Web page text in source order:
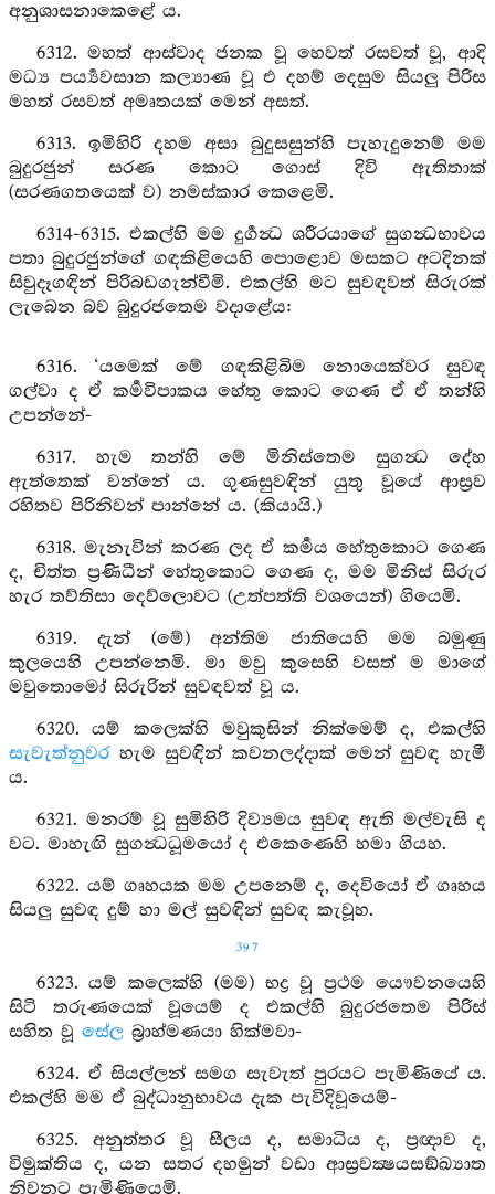
අනුශාසනාකෙළේ ය.
6312. මහත් ආස්වාද ජනක වූ හෙවත් රසවත් වූ, ආදි
මධ්‍ය පර්‍ය්‍යවසාන කල්‍යාණ වූ එ දහම් දෙසුම සියලු පිරිස
මහත් රසවත් අමෘතයක් මෙන් අසත්.
6313. ඉමිහිරි දහම අසා බුදුසසුන්හි පැහැදුනෙම් මම
බුදුරජුන් සරණ කොට ගොස් දිවි ඇතිතාක්
(සරණගතයෙක් ව) නමස්කාර කෙළෙමි.
6314-6315. එකල්හි මම දුර්‍ගන්‍ධ ශරීරයාගේ සුගන්‍ධභාවය
පතා බුදුරජුන්ගේ ගඳකිළියෙහි පොළොව මසකට අටදිනක්
සිවුදෑගඳින් පිරිබඩගැන්වීමි. එකල්හි මට සුවඳවත් සිරුරක්
ලැබෙන බව බුදුරජතෙම වදාළේය:
6316. ‘යමෙක් මේ ගඳකිළිබිම නොයෙක්වර සුවඳ
ගල්වා ද ඒ කර්‍මවිපාකය හේතු කොට ගෙණ ඒ ඒ තන්හි
උපන්නේ-
6317. හැම තන්හි මේ මිනිස්තෙම සුගන්‍ධ දේහ
ඇත්තෙක් වන්නේ ය. ගුණසුවඳින් යුතු වූයේ ආස්‍රව
රහිතව පිරිනිවන් පාන්නේ ය. (කියායි.)
6318. මැනැවින් කරණ ලද ඒ කර්‍මය හේතුකොට ගෙණ
ද, චිත්ත ප්‍රණිධීන් හේතුකොට ගෙණ ද, මම මිනිස් සිරුර
හැර තව්තිසා දෙව්ලොවට (උත්පත්ති වශයෙන්) ගියෙමි.
6319. දැන් (මේ) අන්තිම ජාතියෙහි මම බමුණු
කුලයෙහි උපන්නෙමි. මා මවු කුසෙහි වසත් ම මාගේ
මවුතොමෝ සිරුරින් සුවඳවත් වූ ය.
6320. යම් කලෙක්හි මවුකුසින් නික්මෙම් ද, එකල්හි
සැවැත්නුවරහැම සුවඳින් කවනලද්දාක් මෙන් සුවඳ හැමී
ය.
6321. මනරම් වූ සුමිහිරි දිව්‍යමය සුවඳ ඇති මල්වැසි ද
වට. මාහැඟි සුගන්‍ධධූමයෝ ද එකෙණෙහි හමා ගියහ.
6322. යම් ගෘහයක මම උපනෙම් ද, දෙවියෝ ඒ ගෘහය
සියලු සුවඳ දුම් හා මල් සුවඳින් සුවඳ කැවූහ.
397
6323. යම් කලෙක්හි (මම) භද්‍ර වූ ප්‍රථම යෞවනයෙහි
සිටි තරුණයෙක් වූයෙම් ද එකල්හි බුදුරජතෙම පිරිස්
සහිත වූ සේල බ්‍රාහ්මණයා හික්මවා-
6324. ඒ සියල්ලන් සමග සැවැත් පුරයට පැමිණියේ ය.
එකල්හි මම ඒ බුද්ධානුභාවය දැක පැවිදිවූයෙම්-
6325. අනුත්තර වූ සීලය ද, සමාධිය ද, ප්‍රඥාව ද,
විමුක්තිය ද, යන සතර දහමුන් වඩා ආස්‍රවක්‍ෂයසඞ්ඛ්‍යාත
නිවනට පැමිණියෙමි.